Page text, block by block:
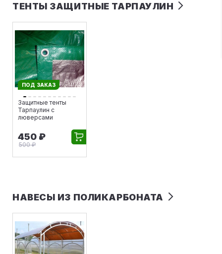
ТЕНТЫ ЗАЩИТНЫЕ ТАРПАУЛИН
ПОД ЗАКАЗ
Защитные тенты
Тарпаулин с
люверсами
450 ₽
500 ₽
НАВЕСЫ ИЗ ПОЛИКАРБОНАТА